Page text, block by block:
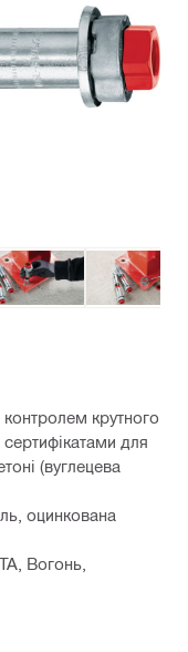
крутного
для
(вуглецева
оцинкована
Вогонь,